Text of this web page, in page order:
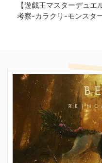
【遊戯王マスターデュエ
考察-カラクリ-モンスタ